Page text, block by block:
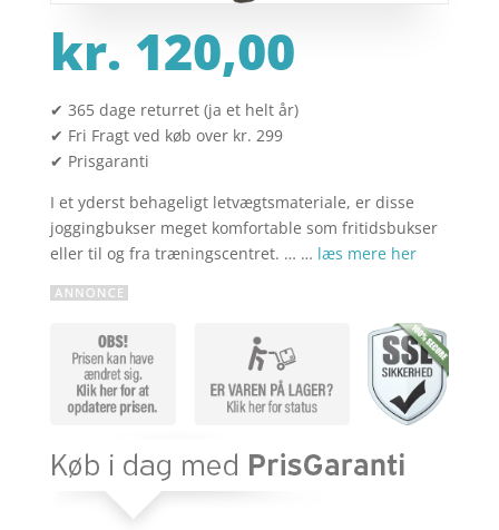
kr. 120,00
✔ 365 dage returret (ja et helt år)
✔ Fri Fragt ved køb over kr. 299
✔ Prisgaranti
I et yderst behageligt letvægtsmateriale, er disse
joggingbukser meget komfortable som fritidsbukser
eller til og fra træningscentret. … … læs mere her